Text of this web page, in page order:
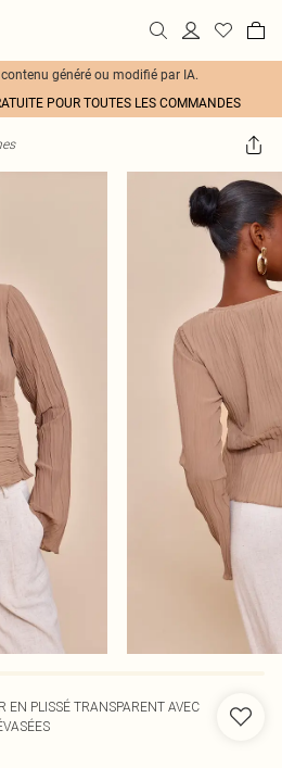
généré ou modifié par IA.
POUR TOUTES LES COMMANDES
PLISSÉ TRANSPARENT AVEC